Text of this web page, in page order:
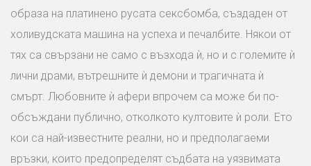
образа на платинено русата сексбомба, създаден от
холивудската машина на успеха и печалбите. Някои от
тях са свързани не само с възхода ѝ, но и с големите ѝ
лични драми, вътрешните ѝ демони и трагичната ѝ
смърт. Любовните ѝ афери впрочем са може би по-
обсъждани публично, отколкото култовите ѝ роли. Ето
кои са най-известните реални, но и предполагаеми
връзки, които предопределят съдбата на уязвимата